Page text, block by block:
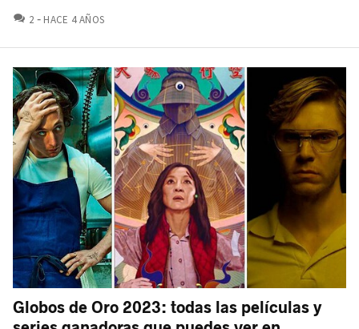
2 COMENTARIOS
HACE 4 AÑOS
Globos de Oro 2023: todas las películas y